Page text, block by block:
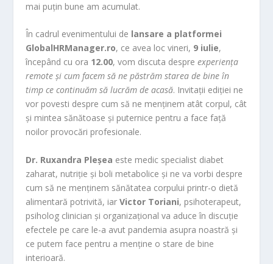
mai puțin bune am acumulat.
În cadrul evenimentului de lansare a platformei
GlobalHRManager.ro, ce avea loc vineri, 9 iulie,
începând cu ora 12.00, vom discuta despreexperiența
remote și cum facem să ne păstrăm starea de bine în
timp ce continuăm să lucrăm de acasă. Invitații ediției ne
vor povesti despre cum să ne menținem atât corpul, cât
și mintea sănătoase și puternice pentru a face față
noilor provocări profesionale.
Dr. Ruxandra Pleșea este medic specialist diabet
zaharat, nutriție și boli metabolice și ne va vorbi despre
cum să ne menținem sănătatea corpului printr-o dietă
alimentară potrivită, iarVictor Toriani, psihoterapeut,
psiholog clinician și organizațional va aduce în discuție
efectele pe care le-a avut pandemia asupra noastră și
ce putem face pentru a menține o stare de bine
interioară.